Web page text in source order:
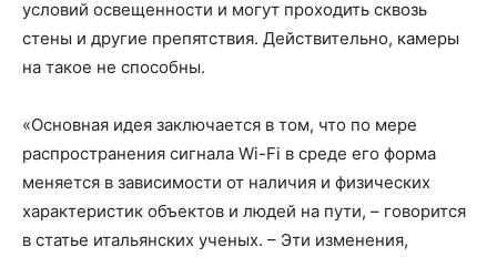
условий освещенности и могут проходить сквозь
стены и другие препятствия. Действительно, камеры
на такое не способны.
«Основная идея заключается в том, что по мере
распространения сигнала Wi-Fi в среде его форма
меняется в зависимости от наличия и физических
характеристик объектов и людей на пути, – говорится
в статье итальянских ученых. – Эти изменения,